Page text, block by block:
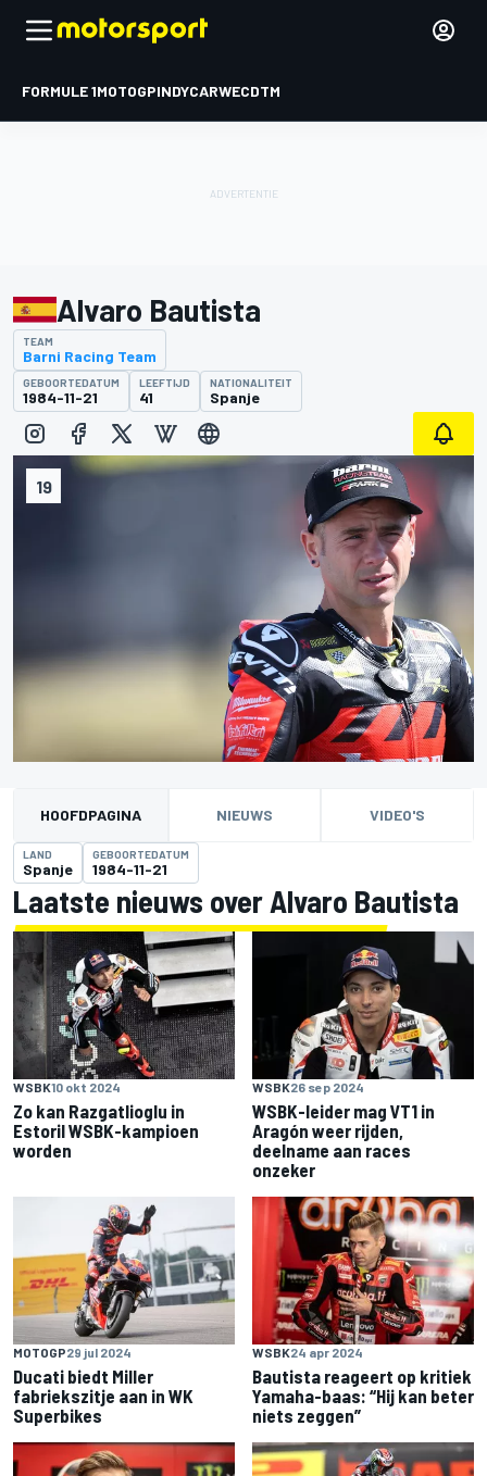
FORMULE 1MOTOGPINDYCARWECDTM
19
Alvaro Bautista
TEAM
Barni Racing Team
GEBOORTEDATUM
1984-11-21
LEEFTIJD
41
NATIONALITEIT
Spanje
HOOFDPAGINA NIEUWS VIDEO'S
LAND
Spanje
GEBOORTEDATUM
1984-11-21
Laatste nieuws over Alvaro Bautista
WSBK10 okt 2024
Zo kan Razgatlioglu in
Estoril WSBK-kampioen
worden
WSBK26 sep 2024
WSBK-leider mag VT1 in
Aragón weer rijden,
deelname aan races
onzeker
MOTOGP29 jul 2024
Ducati biedt Miller
fabriekszitje aan in WK
Superbikes
WSBK24 apr 2024
Bautista reageert op kritiek
Yamaha-baas: “Hij kan beter
niets zeggen”